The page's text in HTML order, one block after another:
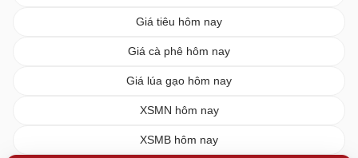
Giá tiêu hôm nay
Giá cà phê hôm nay
Giá lúa gạo hôm nay
XSMN hôm nay
XSMB hôm nay